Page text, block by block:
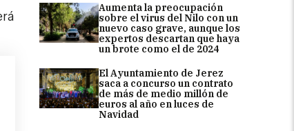
Aumenta la preocupación
sobre el virus del Nilo con un
nuevo caso grave, aunque los
expertos descartan que haya
un brote como el de 2024
El Ayuntamiento de Jerez
saca a concurso un contrato
de más de medio millón de
euros al año en luces de
Navidad